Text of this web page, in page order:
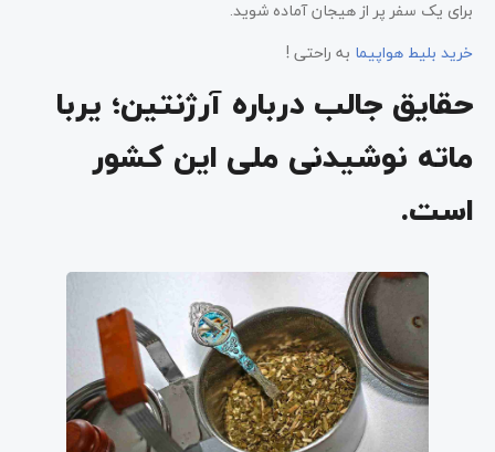
آرژانتین دو رئیس‌جمهور زن داشته است
حقایق جالب درباره آرژنتین؛ تابستان در دسامبر تا فوریه
بزرگترین حیوان خشکی زمین در آرژانتین
حقایق جالب درباره آرژنتین؛ 5 رئیس جمهور مختلف در
یک دوره 10 روزه
آرژانتین بیشترین مصرف گوشت قرمز را در جهان دارد
کلام آخر درباره حقایق جالب درباره آرژنتین
برای یک سفر پر از هیجان آماده شوید.
خرید بلیط هواپیما به راحتی !
حقایق جالب درباره آرژنتین؛ یربا
ماته نوشیدنی ملی این کشور
است.